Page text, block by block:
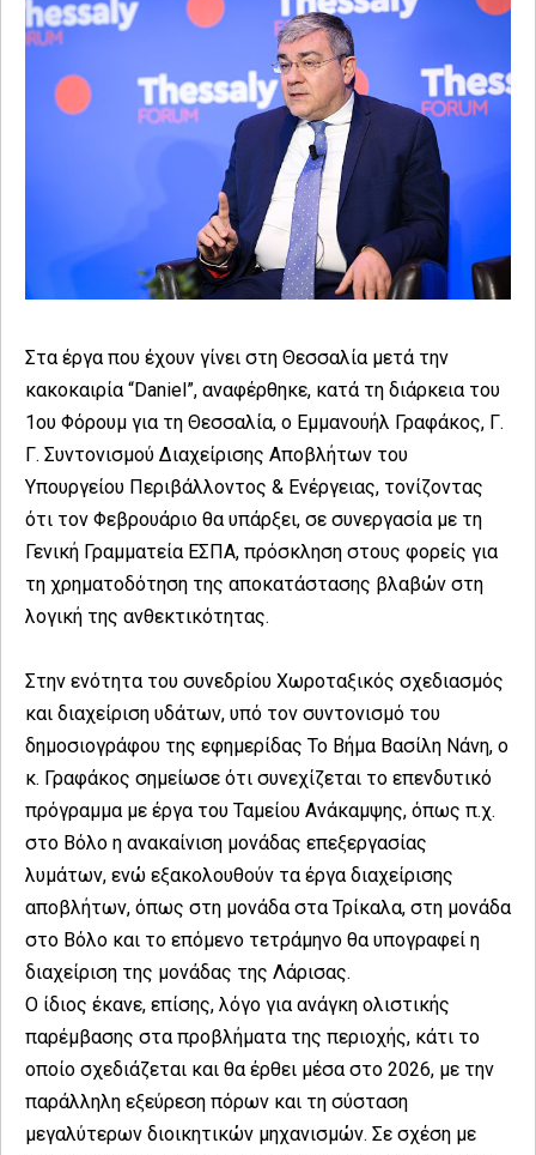
Στα έργα που έχουν γίνει στη Θεσσαλία μετά την
κακοκαιρία “Daniel”, αναφέρθηκε, κατά τη διάρκεια του
1ου Φόρουμ για τη Θεσσαλία, ο Εμμανουήλ Γραφάκος, Γ.
Γ. Συντονισμού Διαχείρισης Αποβλήτων του
Υπουργείου Περιβάλλοντος & Ενέργειας, τονίζοντας
ότι τον Φεβρουάριο θα υπάρξει, σε συνεργασία με τη
Γενική Γραμματεία ΕΣΠΑ, πρόσκληση στους φορείς για
τη χρηματοδότηση της αποκατάστασης βλαβών στη
λογική της ανθεκτικότητας.
Στην ενότητα του συνεδρίου Χωροταξικός σχεδιασμός
και διαχείριση υδάτων, υπό τον συντονισμό του
δημοσιογράφου της εφημερίδας Το Βήμα Βασίλη Νάνη, ο
κ. Γραφάκος σημείωσε ότι συνεχίζεται το επενδυτικό
πρόγραμμα με έργα του Ταμείου Ανάκαμψης, όπως π.χ.
στο Βόλο η ανακαίνιση μονάδας επεξεργασίας
λυμάτων, ενώ εξακολουθούν τα έργα διαχείρισης
αποβλήτων, όπως στη μονάδα στα Τρίκαλα, στη μονάδα
στο Βόλο και το επόμενο τετράμηνο θα υπογραφεί η
διαχείριση της μονάδας της Λάρισας.
Ο ίδιος έκανε, επίσης, λόγο για ανάγκη ολιστικής
παρέμβασης στα προβλήματα της περιοχής, κάτι το
οποίο σχεδιάζεται και θα έρθει μέσα στο 2026, με την
παράλληλη εξεύρεση πόρων και τη σύσταση
μεγαλύτερων διοικητικών μηχανισμών. Σε σχέση με